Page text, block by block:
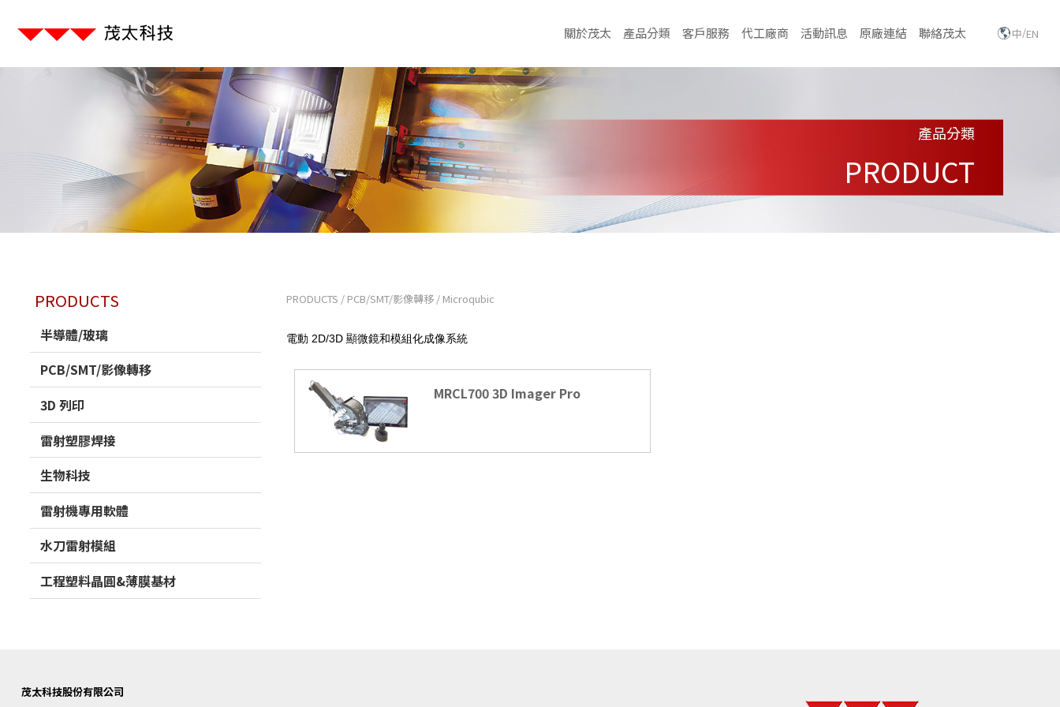
關於茂太 產品分類 客戶服務 代工廠商 活動訊息 原廠連結 聯絡茂太 中/EN
產品分類
PRODUCT
PRODUCTS
半導體/玻璃
PCB/SMT/影像轉移
3D 列印
雷射塑膠焊接
生物科技
雷射機專用軟體
水刀雷射模組
工程塑料晶圓&薄膜基材
PRODUCTS / PCB/SMT/影像轉移 / Microqubic
電動 2D/3D 顯微鏡和模組化成像系統
MRCL700 3D Imager Pro
茂太科技股份有限公司